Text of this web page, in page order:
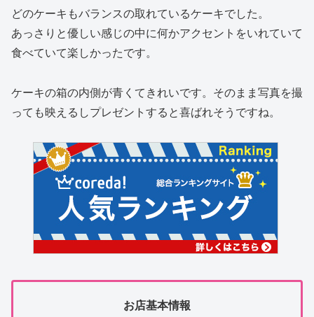
どのケーキもバランスの取れているケーキでした。
あっさりと優しい感じの中に何かアクセントをいれていて
食べていて楽しかったです。
ケーキの箱の内側が青くてきれいです。そのまま写真を撮
っても映えるしプレゼントすると喜ばれそうですね。
お店基本情報